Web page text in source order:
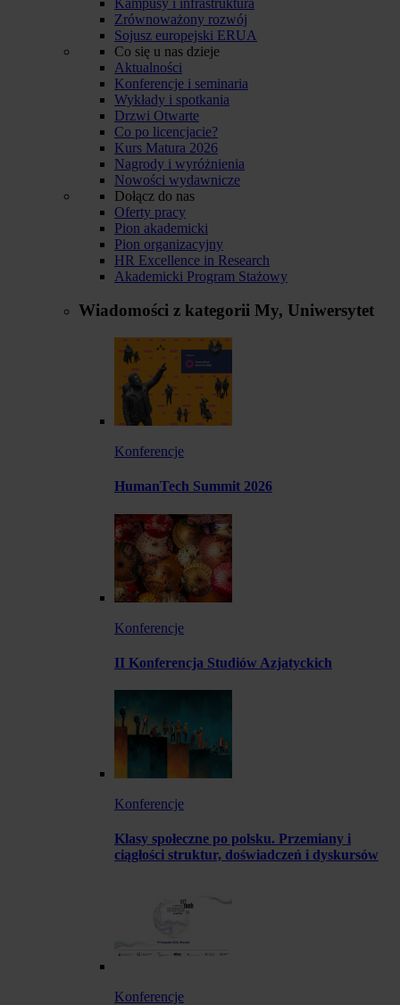
Zrównoważony rozwój
Sojusz europejski ERUA
Co się u nas dzieje
Aktualności
Konferencje i seminaria
Wykłady i spotkania
Drzwi Otwarte
Co po licencjacie?
Kurs Matura 2026
Nagrody i wyróżnienia
Nowości wydawnicze
Dołącz do nas
Oferty pracy
Pion akademicki
Pion organizacyjny
HR Excellence in Research
Akademicki Program Stażowy
Wiadomości z kategorii My, Uniwersytet
Konferencje
HumanTech Summit 2026
Konferencje
II Konferencja Studiów Azjatyckich
Konferencje
Klasy społeczne po polsku. Przemiany i
ciągłości struktur, doświadczeń i dyskursów
Konferencje